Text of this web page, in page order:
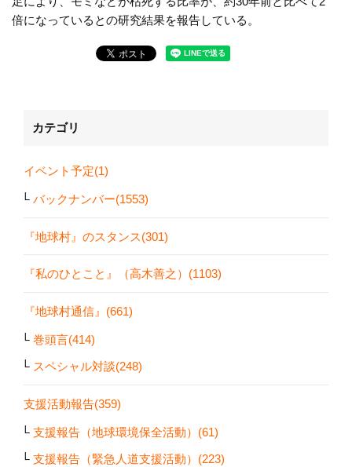
倍になっているとの研究結果を報告している。
カテゴリ
イベント予定(1)
バックナンバー(1553)
『地球村』のスタンス(301)
『私のひとこと』（高木善之）(1103)
『地球村通信』(661)
巻頭言(414)
スペシャル対談(248)
支援活動報告(359)
支援報告（地球環境保全活動）(61)
支援報告（緊急人道支援活動）(223)